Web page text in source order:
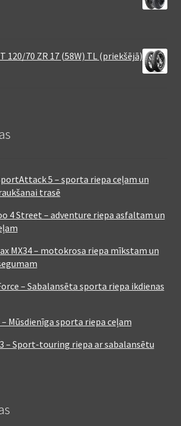
120/70 ZR 17 (58W) TL (priekšējā)
5 – sporta riepa ceļam un
trasē
4 Street – adventure riepa asfaltam un
MX34 – motokrosa riepa mīkstam un
– Sabalansēta sporta riepa ikdienas
– Mūsdienīga sporta riepa ceļam
– Sport-touring riepa ar sabalansētu